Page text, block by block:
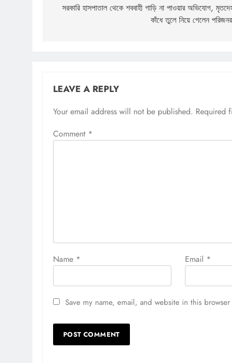
navigation
সরকারি হাসপাতাল থেকে শববাহী গাড়ি না পাওয়ার অভিযোগ,
কাঁধে তুলে নিয়ে গেলেন
LEAVE A REPLY
Your email address will not be published. Required
Comment *
Name * Email *
Save my name, email, and website in this